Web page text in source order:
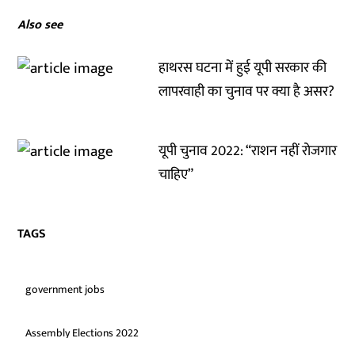
Also see
हाथरस घटना में हुई यूपी सरकार की
लापरवाही का चुनाव पर क्या है असर?
यूपी चुनाव 2022: “राशन नहीं रोजगार
चाहिए”
TAGS
government jobs
Assembly Elections 2022